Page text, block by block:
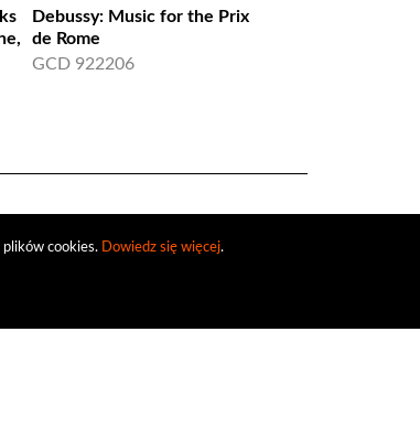
plików cookies. Dowiedz się więcej.
Debussy: Music for the Prix
de Rome
GCD 922206